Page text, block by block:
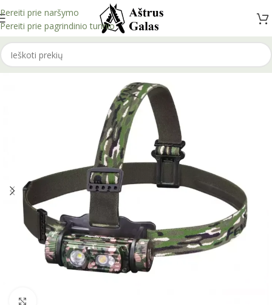
Pereiti prie naršymo
Pereiti prie pagrindinio turinio